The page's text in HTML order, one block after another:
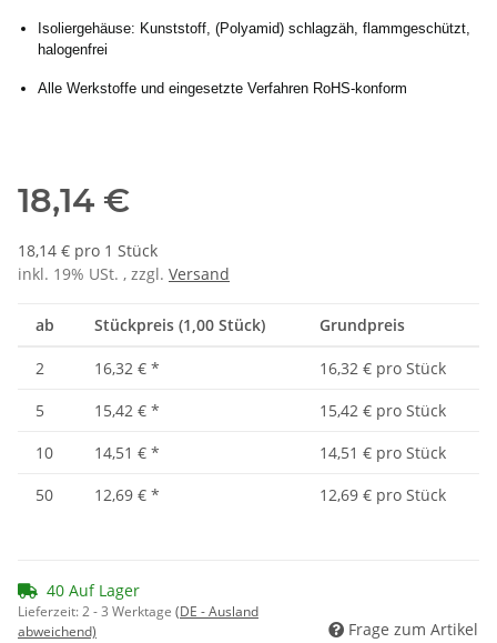
Isoliergehäuse: Kunststoff, (Polyamid) schlagzäh, flammgeschützt,
halogenfrei
Alle Werkstoffe und eingesetzte Verfahren RoHS-konform
18,14 €
18,14 € pro 1 Stück
inkl. 19% USt. , zzgl. Versand
ab Stückpreis (1,00 Stück) Grundpreis
2 16,32 € *
16,32 € pro Stück
5
15,42 € *
15,42 € pro Stück
10
14,51 € *
14,51 € pro Stück
50
12,69 € * 12,69 € pro Stück
40 Auf Lager
Lieferzeit:2 - 3 Werktage (DE - Ausland
abweichend)
Frage zum Artikel